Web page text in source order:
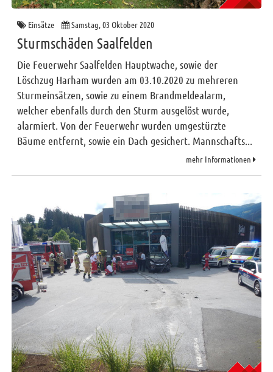
Einsätze Samstag, 03 Oktober 2020
Sturmschäden Saalfelden
Die Feuerwehr Saalfelden Hauptwache, sowie der
Löschzug Harham wurden am 03.10.2020 zu mehreren
Sturmeinsätzen, sowie zu einem Brandmeldealarm,
welcher ebenfalls durch den Sturm ausgelöst wurde,
alarmiert. Von der Feuerwehr wurden umgestürzte
Bäume entfernt, sowie ein Dach gesichert. Mannschafts...
mehr Informationen